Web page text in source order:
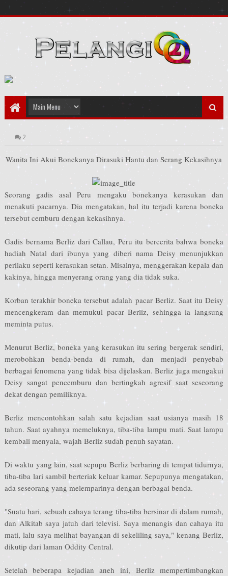
2
Wanita Ini Akui Bonekanya Dirasuki Hantu dan Serang Kekasihnya
Seorang gadis asal Peru mengaku bonekanya kerasukan dan
menakuti pacarnya. Dia mengatakan, hal itu terjadi karena boneka
tersebut cemburu dengan kekasihnya.
Gadis bernama Berliz dari Callau, Peru itu bercerita bahwa boneka
hadiah Natal dari ibunya yang diberi nama Deisy menunjukkan
perilaku seperti kerasukan setan. Misalnya, menggerakan kepala dan
kakinya, hingga menyerang orang yang dia tidak suka.
Korban terakhir boneka tersebut adalah pacar Berliz. Saat itu Deisy
mencengkeram dan memukul pacar Berliz, sehingga ia langsung
meminta putus.
Menurut Berliz, boneka yang kerasukan itu sering bergerak sendiri,
merobohkan benda-benda di rumah, dan menjadi penyebab
berbagai fenomena yang tidak bisa dijelaskan. Berliz juga mengakui
Deisy sangat pencemburu dan bertingkah agresif saat seseorang
dekat dengan pemiliknya.
Berliz mencontohkan salah satu kejadian saat usianya masih 18
tahun. Saat ayahnya memeluknya, tiba-tiba lampu mati. Saat lampu
kembali menyala, wajah Berliz sudah penuh sayatan.
Di waktu yang lain, saat sepupu Berliz berbaring di tempat tidurnya,
tiba-tiba lari sambil berteriak keluar kamar. Sepupunya mengatakan,
ada seseorang yang melemparinya dengan berbagai benda.
"Suatu hari, sebuah cahaya terang tiba-tiba bersinar di dalam rumah,
dan Alkitab saya jatuh dari televisi. Saya menangis dan cahaya itu
mati, lalu saya melihat bayangan di sekeliling saya," kenang Berliz,
dikutip dari laman Oddity Central.
Setelah beberapa kejadian aneh ini, Berliz mempertimbangkan